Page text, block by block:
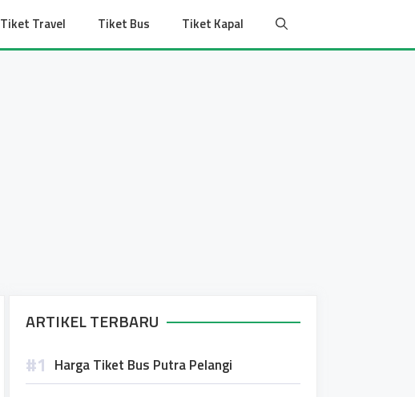
Tiket Travel Tiket Bus Tiket Kapal
ARTIKEL TERBARU
Harga Tiket Bus Putra Pelangi